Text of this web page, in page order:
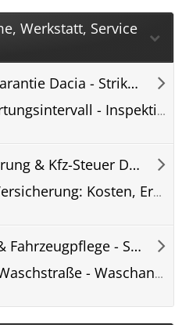
Werkstatt, Service
Service,Wartung und Garantie Dacia - Striker Forum
Dacia Striker - Wartungsintervall - Inspektionsintervall - Wartungsplan PDF
Zulassung,Kfz-Versicherung & Kfz-Steuer Dacia Striker
Dacia Striker Kfz-Versicherung: Kosten, Erfahrungen und Versicherungsvergleich
Dacia Werkstatt-Tipps & Fahrzeugpflege - Striker Forum
Der Striker in der Waschstraße - Waschanlagenmodus - Einstellungen vor dem Waschen